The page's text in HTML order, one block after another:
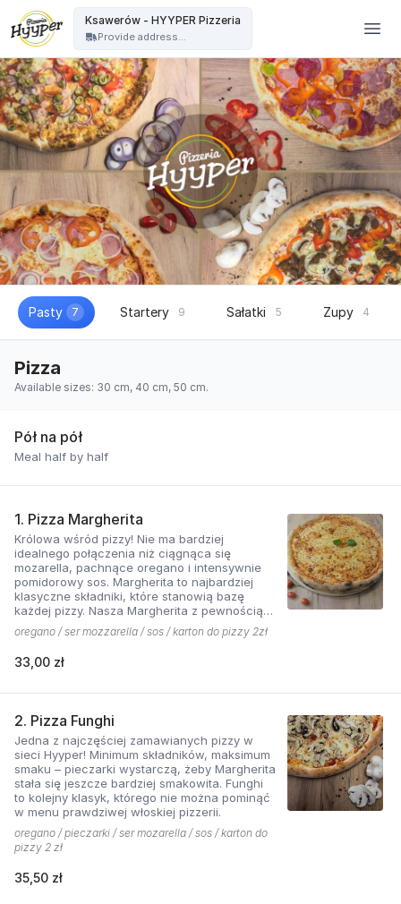
Ksawerów - HYYPER Pizzeria
Provide address...
Pasty 7 Startery 9 Sałatki 5 Zupy 4
Pizza
Available sizes: 30 cm, 40 cm, 50 cm.
Pół na pół
Meal half by half
1. Pizza Margherita
Królowa wśród pizzy! Nie ma bardziej
idealnego połączenia niż ciągnąca się
mozarella, pachnące oregano i intensywnie
pomidorowy sos. Margherita to najbardziej
klasyczne składniki, które stanowią bazę
każdej pizzy. Nasza Margherita z pewnością
nie ma sobie równych w okolicy!
oregano / ser mozzarella / sos / karton do pizzy 2zł
33,00 zł
2. Pizza Funghi
Jedna z najczęściej zamawianych pizzy w
sieci Hyyper! Minimum składników, maksimum
smaku – pieczarki wystarczą, żeby Margherita
stała się jeszcze bardziej smakowita. Funghi
to kolejny klasyk, którego nie można pominąć
w menu prawdziwej włoskiej pizzerii.
oregano / pieczarki / ser mozarella / sos / karton do
pizzy 2 zł
35,50 zł